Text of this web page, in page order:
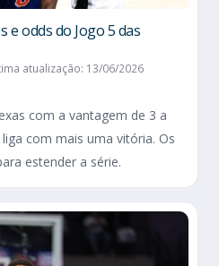
e odds do Jogo 5 das
atualização: 13/06/2026
com a vantagem de 3 a
com mais uma vitória. Os
estender a série.